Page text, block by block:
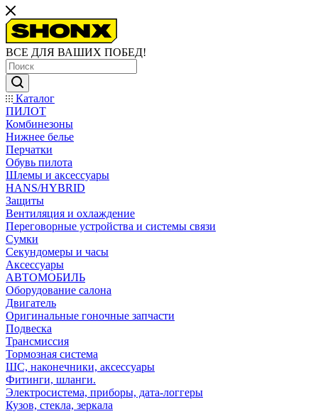
ВСЕ ДЛЯ ВАШИХ ПОБЕД!
Каталог
ПИЛОТ
Комбинезоны
Нижнее белье
Перчатки
Обувь пилота
Шлемы и аксессуары
HANS/HYBRID
Защиты
Вентиляция и охлаждение
Переговорные устройства и системы связи
Сумки
Секундомеры и часы
Аксессуары
АВТОМОБИЛЬ
Оборудование салона
Двигатель
Оригинальные гоночные запчасти
Подвеска
Трансмиссия
Тормозная система
ШС, наконечники, аксессуары
Фитинги, шланги.
Электросистема, приборы, дата-логгеры
Кузов, стекла, зеркала